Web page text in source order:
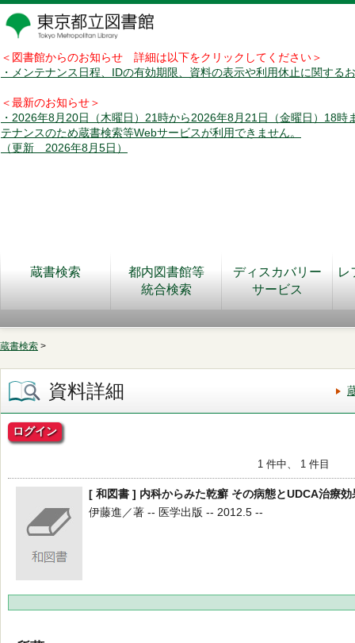
＜図書館からのお知らせ 詳細は以下をクリックしてください＞
・メンテナンス日程、IDの有効期限、資料の表示や利用休止に関する
＜最新のお知らせ＞
・2026年8月20日（木曜日）21時から2026年8月21日（金曜日）18時
テナンスのため蔵書検索等Webサービスが利用できません。
（更新 2026年8月5日）
蔵書検索
都内図書館等
統合検索
ディスカバリー
サービス
レ
蔵書検索 >
資料詳細
ログイン
1 件中、 1 件目
[ 和図書 ] 内科からみた乾癬 その病態とUDCA治療効
伊藤進／著 -- 医学出版 -- 2012.5 --